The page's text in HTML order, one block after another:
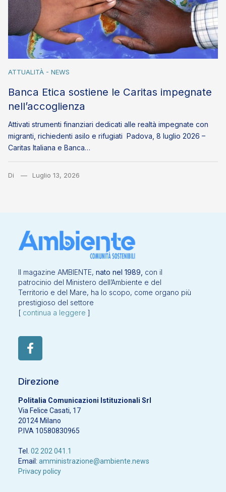
ATTUALITÀ - NEWS
Banca Etica sostiene le Caritas impegnate
nell’accoglienza
Attivati strumenti finanziari dedicati alle realtà impegnate con
migranti, richiedenti asilo e rifugiati Padova, 8 luglio 2026 –
Caritas Italiana e Banca…
Di Luglio 13, 2026
Il magazine AMBIENTE, nato nel 1989, con il
patrocinio del Ministero dell’Ambiente e del
Territorio e del Mare, ha lo scopo, come organo più
prestigioso del settore
[ continua a leggere ]
Direzione
Politalia Comunicazioni Istituzionali Srl
Via Felice Casati, 17
20124 Milano
P.IVA 10580830965
Tel. 02 202 041.1
Email: amministrazione@ambiente.news
Privacy policy